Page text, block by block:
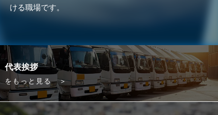
ける職場です。
代表挨拶
をもっと見る ＞